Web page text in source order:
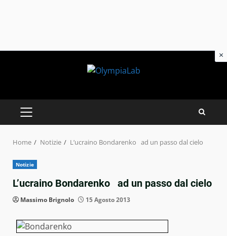
PRIMARY
MENU
Home Notizie L’ucraino Bondarenko ad un passo dal cielo
Notizie
L’ucraino Bondarenko ad un passo dal cielo
Massimo Brignolo 15 Agosto 2013
×